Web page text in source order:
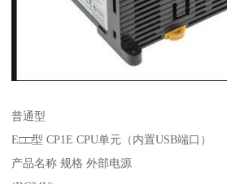
普通型
E□□型 CP1E CPU单元（内置USB端口）
产品名称 规格 外部电源